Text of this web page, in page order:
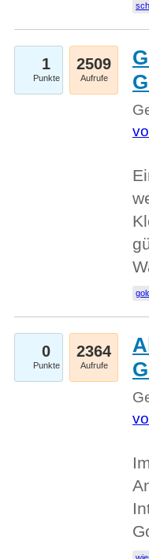
1
Punkte
2509
Aufrufe
0
Punkte
2364
Aufrufe